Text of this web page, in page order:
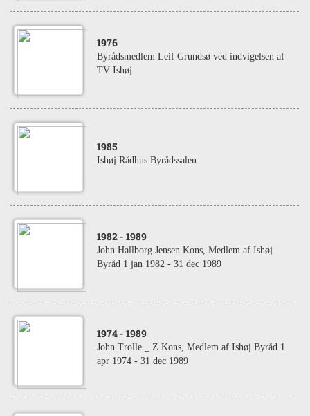
1976
Byrådsmedlem Leif Grundsø ved indvigelsen af
TV Ishøj
1985
Ishøj Rådhus Byrådssalen
1982 - 1989
John Hallborg Jensen Kons, Medlem af Ishøj
Byråd 1 jan 1982 - 31 dec 1989
1974 - 1989
John Trolle _ Z Kons, Medlem af Ishøj Byråd 1
apr 1974 - 31 dec 1989